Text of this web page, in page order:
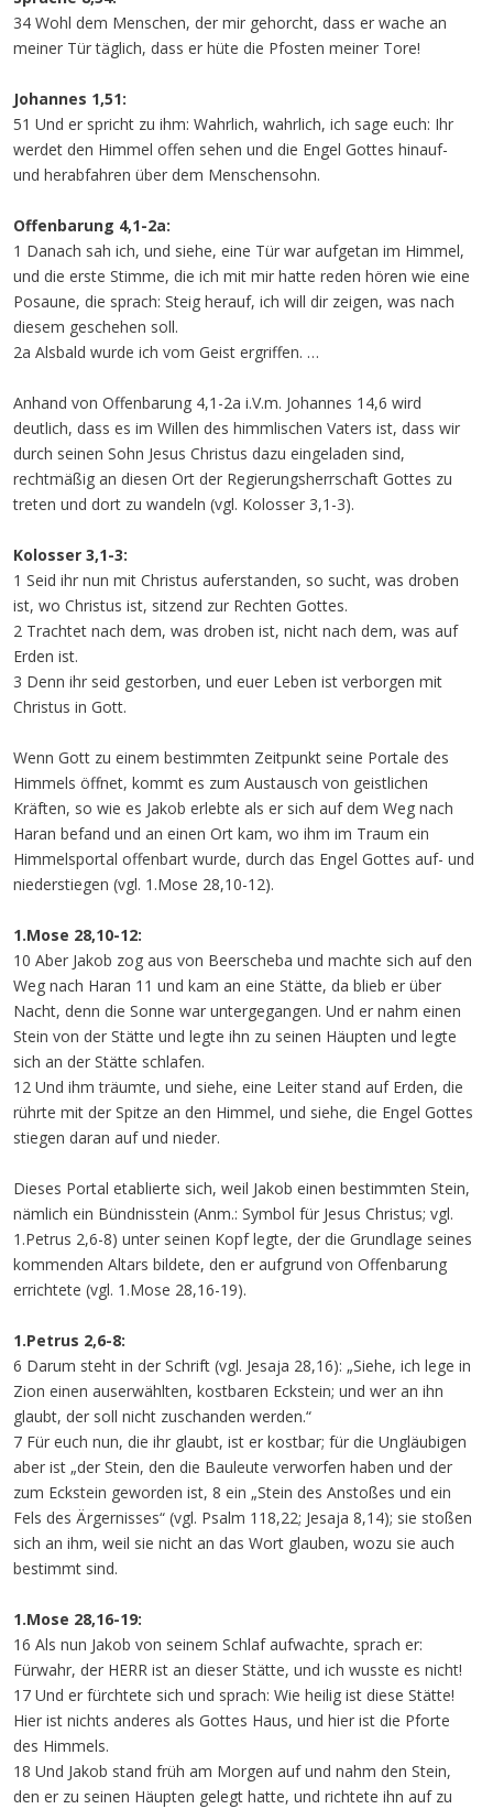
34 Wohl dem Menschen, der mir gehorcht, dass er wache an
meiner Tür täglich, dass er hüte die Pfosten meiner Tore!
Johannes 1,51:
51 Und er spricht zu ihm: Wahrlich, wahrlich, ich sage euch: Ihr
werdet den Himmel offen sehen und die Engel Gottes hinauf-
und herabfahren über dem Menschensohn.
Offenbarung 4,1-2a:
1 Danach sah ich, und siehe, eine Tür war aufgetan im Himmel,
und die erste Stimme, die ich mit mir hatte reden hören wie eine
Posaune, die sprach: Steig herauf, ich will dir zeigen, was nach
diesem geschehen soll.
2a Alsbald wurde ich vom Geist ergriffen. …
Anhand von Offenbarung 4,1-2a i.V.m. Johannes 14,6 wird
deutlich, dass es im Willen des himmlischen Vaters ist, dass wir
durch seinen Sohn Jesus Christus dazu eingeladen sind,
rechtmäßig an diesen Ort der Regierungsherrschaft Gottes zu
treten und dort zu wandeln (vgl. Kolosser 3,1-3).
Kolosser 3,1-3:
1 Seid ihr nun mit Christus auferstanden, so sucht, was droben
ist, wo Christus ist, sitzend zur Rechten Gottes.
2 Trachtet nach dem, was droben ist, nicht nach dem, was auf
Erden ist.
3 Denn ihr seid gestorben, und euer Leben ist verborgen mit
Christus in Gott.
Wenn Gott zu einem bestimmten Zeitpunkt seine Portale des
Himmels öffnet, kommt es zum Austausch von geistlichen
Kräften, so wie es Jakob erlebte als er sich auf dem Weg nach
Haran befand und an einen Ort kam, wo ihm im Traum ein
Himmelsportal offenbart wurde, durch das Engel Gottes auf- und
niederstiegen (vgl. 1.Mose 28,10-12).
1.Mose 28,10-12:
10 Aber Jakob zog aus von Beerscheba und machte sich auf den
Weg nach Haran 11 und kam an eine Stätte, da blieb er über
Nacht, denn die Sonne war untergegangen. Und er nahm einen
Stein von der Stätte und legte ihn zu seinen Häupten und legte
sich an der Stätte schlafen.
12 Und ihm träumte, und siehe, eine Leiter stand auf Erden, die
rührte mit der Spitze an den Himmel, und siehe, die Engel Gottes
stiegen daran auf und nieder.
Dieses Portal etablierte sich, weil Jakob einen bestimmten Stein,
nämlich ein Bündnisstein (Anm.: Symbol für Jesus Christus; vgl.
1.Petrus 2,6-8) unter seinen Kopf legte, der die Grundlage seines
kommenden Altars bildete, den er aufgrund von Offenbarung
errichtete (vgl. 1.Mose 28,16-19).
1.Petrus 2,6-8:
6 Darum steht in der Schrift (vgl. Jesaja 28,16): „Siehe, ich lege in
Zion einen auserwählten, kostbaren Eckstein; und wer an ihn
glaubt, der soll nicht zuschanden werden.“
7 Für euch nun, die ihr glaubt, ist er kostbar; für die Ungläubigen
aber ist „der Stein, den die Bauleute verworfen haben und der
zum Eckstein geworden ist, 8 ein „Stein des Anstoßes und ein
Fels des Ärgernisses“ (vgl. Psalm 118,22; Jesaja 8,14); sie stoßen
sich an ihm, weil sie nicht an das Wort glauben, wozu sie auch
bestimmt sind.
1.Mose 28,16-19:
16 Als nun Jakob von seinem Schlaf aufwachte, sprach er:
Fürwahr, der HERR ist an dieser Stätte, und ich wusste es nicht!
17 Und er fürchtete sich und sprach: Wie heilig ist diese Stätte!
Hier ist nichts anderes als Gottes Haus, und hier ist die Pforte
des Himmels.
18 Und Jakob stand früh am Morgen auf und nahm den Stein,
den er zu seinen Häupten gelegt hatte, und richtete ihn auf zu